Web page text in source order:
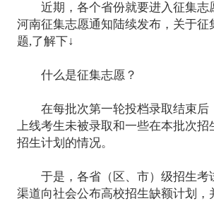
近期，各个省份就要进入征集志
河南征集志愿通知陆续发布，关于征
题,了解下↓
什么是征集志愿？
在每批次第一轮投档录取结束后
上线考生未被录取和一些在本批次招
招生计划的情况。
于是，各省（区、市）级招生考
渠道向社会公布高校招生缺额计划，